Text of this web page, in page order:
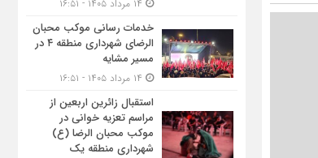
خدمات رسانی موکب محبان
الرضای شهرداری منطقه ۴ در
مسیر مشایه
استقبال زائرین اربعین از
مراسم تعزیه خوانی در
موکب محبان الرضا (ع)
شهرداری منطقه یک